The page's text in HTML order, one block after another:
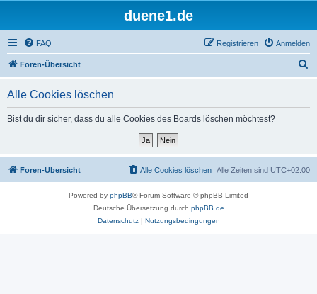
duene1.de
FAQ Anmelden
Registrieren
Foren-Übersicht
Alle Cookies löschen
Bist du dir sicher, dass du alle Cookies des Boards löschen möchtest?
Foren-Übersicht Alle Zeiten sind UTC+02:00
Alle Cookies löschen
Powered by phpBB® Forum Software © phpBB Limited
Deutsche Übersetzung durch phpBB.de
Datenschutz| Nutzungsbedingungen